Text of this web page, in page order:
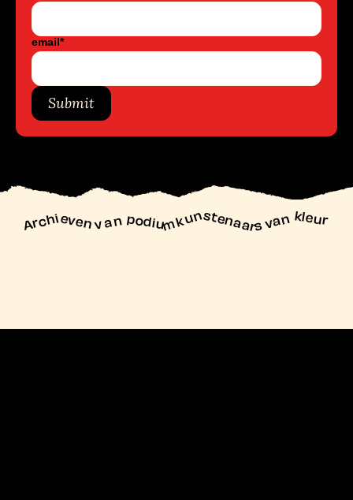
email*
Submit
Archievenvan podiumkunstenaars van kleur